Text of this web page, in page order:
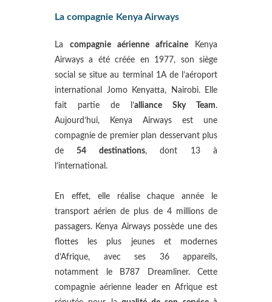
La compagnie Kenya Airways
La compagnie aérienne africaine Kenya
Airways a été créée en 1977, son siège
social se situe au terminal 1A de l’aéroport
international Jomo Kenyatta, Nairobi. Elle
fait partie de l’alliance Sky Team.
Aujourd’hui, Kenya Airways est une
compagnie de premier plan desservant plus
de54 destinations, dont 13 à
l’international.
En effet, elle réalise chaque année le
transport aérien de plus de 4 millions de
passagers. Kenya Airways possède une des
flottes les plus jeunes et modernes
d’Afrique, avec ses 36 appareils,
notamment le B787 Dreamliner. Cette
compagnie aérienne leader en Afrique est